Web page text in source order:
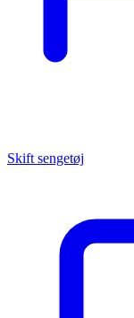
Skift sengetøj